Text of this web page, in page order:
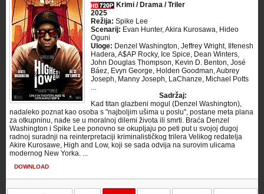
Krimi / Drama / Triler
2025
Režija: Spike Lee
Scenarij: Evan Hunter, Akira Kurosawa, Hideo
Oguni
Uloge: Denzel Washington, Jeffrey Wright, Ilfenesh
Hadera, A$AP Rocky, Ice Spice, Dean Winters,
John Douglas Thompson, Kevin D. Benton, José
Báez, Evyn George, Holden Goodman, Aubrey
Joseph, Manny Joseph, LaChanze, Michael Potts
...
Sadržaj:
Kad titan glazbeni mogul (Denzel Washington),
nadaleko poznat kao osoba s "najboljim ušima u poslu", postane meta plana
za otkupninu, nađe se u moralnoj dilemi života ili smrti. Braća Denzel
Washington i Spike Lee ponovno se okupljaju po peti put u svojoj dugoj
radnoj suradnji na reinterpretaciji kriminalističkog trilera Velikog redatelja
Akire Kurosawe, High and Low, koji se sada odvija na surovim ulicama
modernog New Yorka. ...
DOWNLOAD